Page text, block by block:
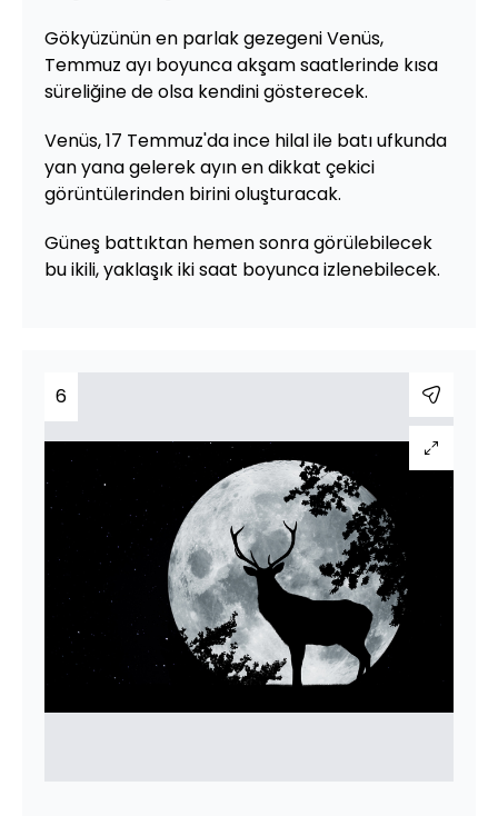
Gökyüzünün en parlak gezegeni Venüs,
Temmuz ayı boyunca akşam saatlerinde kısa
süreliğine de olsa kendini gösterecek.
Venüs, 17 Temmuz'da ince hilal ile batı ufkunda
yan yana gelerek ayın en dikkat çekici
görüntülerinden birini oluşturacak.
Güneş battıktan hemen sonra görülebilecek
bu ikili, yaklaşık iki saat boyunca izlenebilecek.
6